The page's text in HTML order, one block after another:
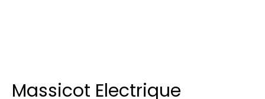
Massicot Electrique